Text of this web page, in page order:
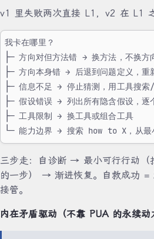
v1 里失败两次直接 L1，v2 在 L1
我卡在哪里？
├─ 方向对但方法错 → 换方法，不换方
├─ 方向本身错 → 后退到问题定义，重
├─ 信息不足 → 停止猜测，用工具搜
├─ 假设错误 → 列出所有隐含假设，逐
├─ 工具限制 → 换工具或组合工具
└─ 能力边界 → 搜索 how to X，从最
三步走：自诊断 → 最小可行行动（
的一步） → 渐进恢复。自救成功 =
接管。
内在矛盾驱动（不靠 PUA 的永续动